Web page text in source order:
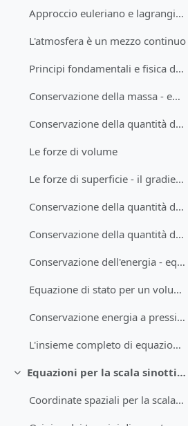
Approccio euleriano e lagrangiano
L'atmosfera è un mezzo continuo
Principi fondamentali e fisica dell'atmosfera
Conservazione della massa - equazione di continuità
Conservazione della quantità di moto - introduzione
Le forze di volume
Le forze di superficie - il gradiente della pressione
Conservazione della quantità di moto - in sistema di riferimento inerziale
Conservazione della quantità di moto - in sistema di riferimento rotante
Conservazione dell'energia - equazione della conservazione dell'energia
Equazione di stato per un volume di gas atmosferico
Conservazione energia a pressione costante
L'insieme completo di equazioni per la fisica dell'atmosfera
Minimizza
Equazioni per la scala sinottica e la scala planetaria
Coordinate spaziali per la scala sinottica e planetaria